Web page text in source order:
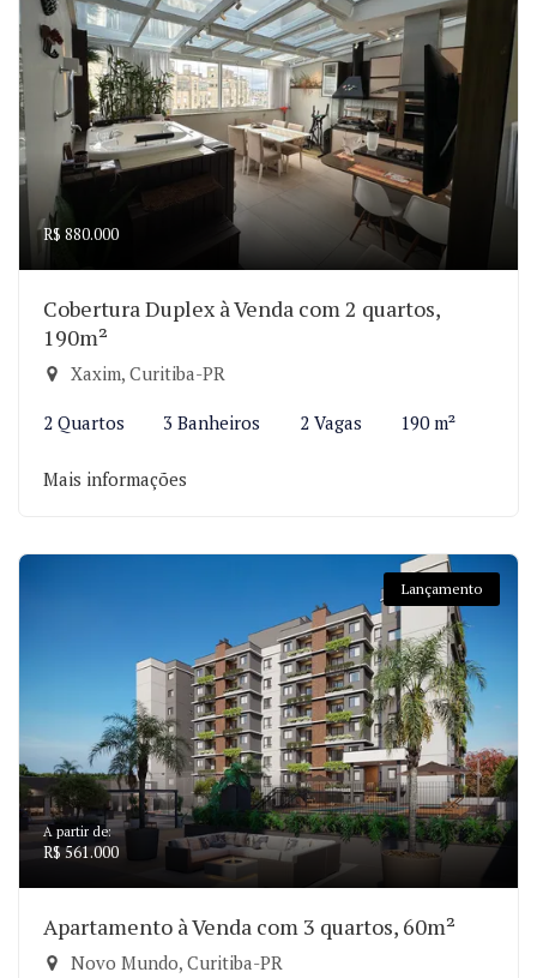
R$ 880.000
Cobertura Duplex à Venda com 2 quartos,
190m²
Xaxim, Curitiba-PR
2 Quartos 3 Banheiros 2 Vagas 190 m²
Mais informações
Lançamento
A partir de:
R$ 561.000
Apartamento à Venda com 3 quartos, 60m²
Novo Mundo, Curitiba-PR